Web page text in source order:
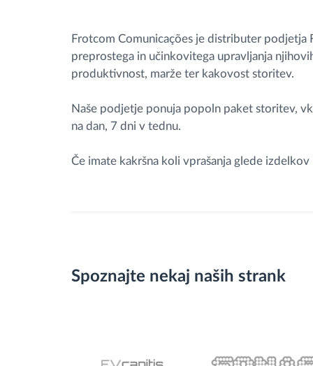
Frotcom Comunicações je distributer
preprostega in učinkovitega upravljanja
produktivnost, marže ter kakovost storitev.
Naše podjetje ponuja popoln paket storitev,
na dan, 7 dni v tednu.
Če imate kakršna koli vprašanja glede
Spoznajte nekaj naših strank